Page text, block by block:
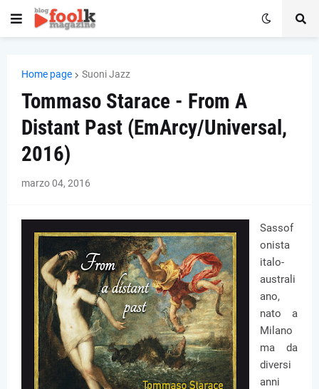
Home page Suoni Jazz
Tommaso Starace - From A
Distant Past (EmArcy/Universal,
2016)
marzo 04, 2016
Sassof
onista
italo-
australi
ano,
nato a
Milano
ma da
diversi
anni